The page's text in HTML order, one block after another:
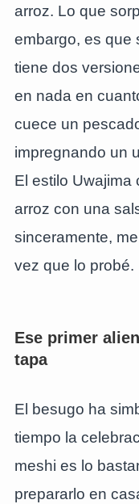
arroz. Lo que
embargo, es que
tiene dos
en nada en
cuece un
impregnando un
El estilo Uwajima
arroz con una
sinceramente,
vez que lo probé.
Ese primer
tapa
El besugo ha
tiempo la
meshi es lo
prepararlo en